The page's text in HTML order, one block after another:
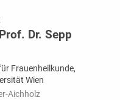
Dr. Sepp
Frauenheilkunde,
Wien
Aichholz